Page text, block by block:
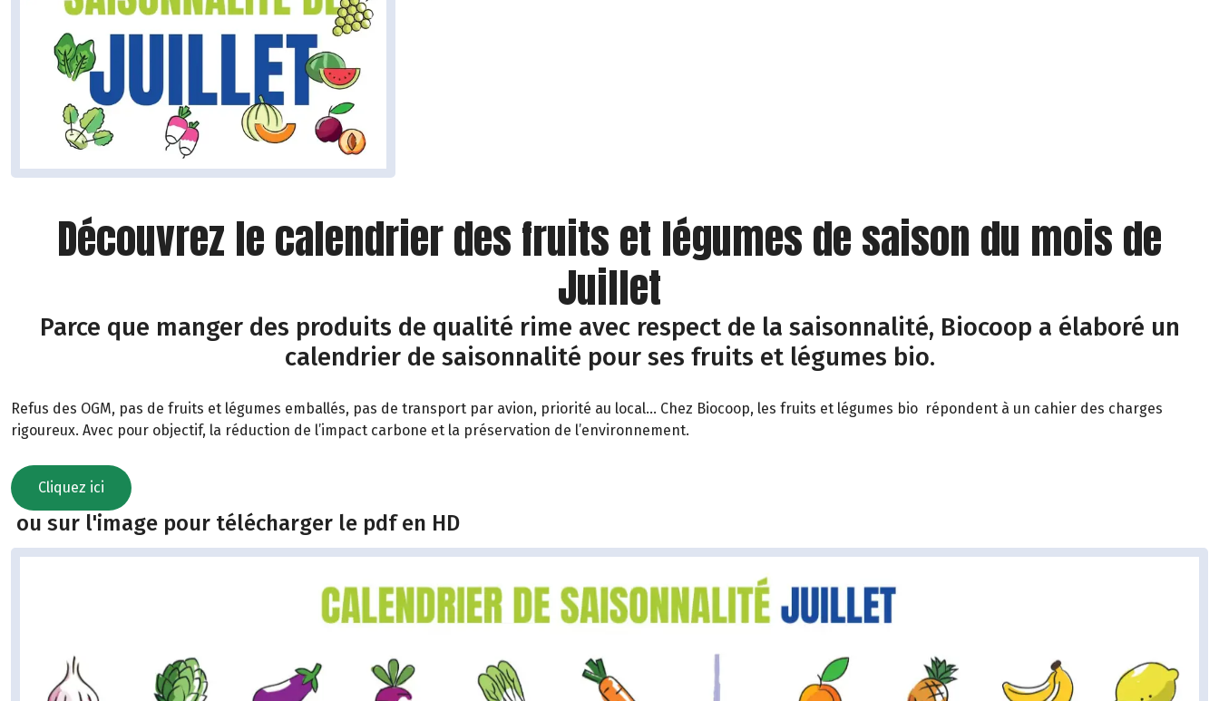
Découvrez le calendrier des fruits et légumes de saison du mois de
Juillet
Parce que manger des produits de qualité rime avec respect de la saisonnalité, Biocoop a élaboré un
calendrier de saisonnalité pour ses fruits et légumes bio.
Refus des OGM, pas de fruits et légumes emballés, pas de transport par avion, priorité au local… Chez Biocoop, les fruits et légumes bio répondent à un cahier des charges
rigoureux. Avec pour objectif, la réduction de l’impact carbone et la préservation de l’environnement.
Cliquez ici
ou sur l'image pour télécharger le pdf en HD